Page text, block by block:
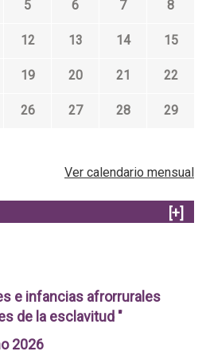
5 6 7 8
12 13 14 15
19 20 21 22
26 27 28 29
Ver calendario mensual
[+]
e infancias afrorrurales
de la esclavitud "
2026